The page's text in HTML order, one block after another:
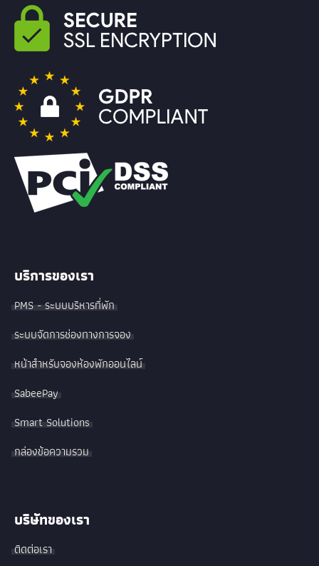
บริการของเรา
PMS - ระบบบริหารที่พัก
ระบบจัดการช่องทางการจอง
หน้าสำหรับจองห้องพักออนไลน์
SabeePay
Smart Solutions
กล่องข้อความรวม
บริษัทของเรา
ติดต่อเรา